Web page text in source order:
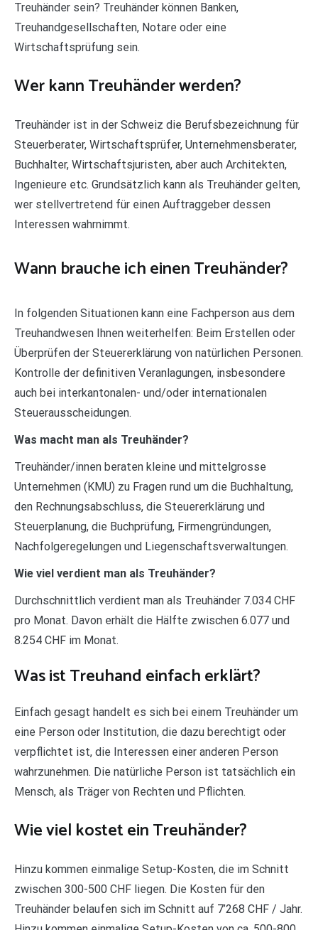
Treuhänder sein? Treuhänder können Banken,
Treuhandgesellschaften, Notare oder eine
Wirtschaftsprüfung sein.
Wer kann Treuhänder werden?
Treuhänder ist in der Schweiz die Berufsbezeichnung für
Steuerberater, Wirtschaftsprüfer, Unternehmensberater,
Buchhalter, Wirtschaftsjuristen, aber auch Architekten,
Ingenieure etc. Grundsätzlich kann als Treuhänder gelten,
wer stellvertretend für einen Auftraggeber dessen
Interessen wahrnimmt.
Wann brauche ich einen Treuhänder?
In folgenden Situationen kann eine Fachperson aus dem
Treuhandwesen Ihnen weiterhelfen: Beim Erstellen oder
Überprüfen der Steuererklärung von natürlichen Personen.
Kontrolle der definitiven Veranlagungen, insbesondere
auch bei interkantonalen- und/oder internationalen
Steuerausscheidungen.
Was macht man als Treuhänder?
Treuhänder/innen beraten kleine und mittelgrosse
Unternehmen (KMU) zu Fragen rund um die Buchhaltung,
den Rechnungsabschluss, die Steuererklärung und
Steuerplanung, die Buchprüfung, Firmengründungen,
Nachfolgeregelungen und Liegenschaftsverwaltungen.
Wie viel verdient man als Treuhänder?
Durchschnittlich verdient man als Treuhänder 7.034 CHF
pro Monat. Davon erhält die Hälfte zwischen 6.077 und
8.254 CHF im Monat.
Was ist Treuhand einfach erklärt?
Einfach gesagt handelt es sich bei einem Treuhänder um
eine Person oder Institution, die dazu berechtigt oder
verpflichtet ist, die Interessen einer anderen Person
wahrzunehmen. Die natürliche Person ist tatsächlich ein
Mensch, als Träger von Rechten und Pflichten.
Wie viel kostet ein Treuhänder?
Hinzu kommen einmalige Setup-Kosten, die im Schnitt
zwischen 300-500 CHF liegen. Die Kosten für den
Treuhänder belaufen sich im Schnitt auf 7’268 CHF / Jahr.